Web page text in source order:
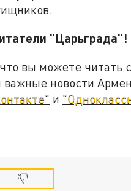
"Царьграда"!
вы можете читать
важные новости
и